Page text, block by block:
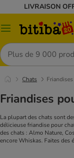
LIVRAISON
Menu
Rechercher
Chats Friandises
Friandises
La plupart des chats sont
délicieuse friandise pour
des chats : Almo Nature,
encore Whiskas. Faites des